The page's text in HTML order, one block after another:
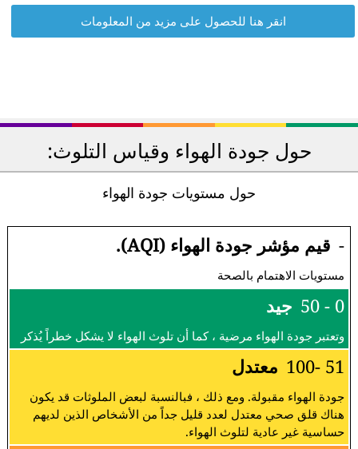
انقر هنا للحصول على مزيد من المعلومات
حول جودة الهواء وقياس التلوث:
حول مستويات جودة الهواء
- قيم مؤشر جودة الهواء (AQI).
مستويات الاهتمام بالصحة
0 - 50 جيد
وتعتبر جودة الهواء مرضية ، كما أن تلوث الهواء لا يشكل خطراً يُذكر
51 -100 معتدل
جودة الهواء مقبولة. ومع ذلك ، فبالنسبة لبعض الملوثات قد يكون
هناك قلق صحي معتدل لعدد قليل جداً من الأشخاص الذين لديهم
حساسية غير عادية لتلوث الهواء.